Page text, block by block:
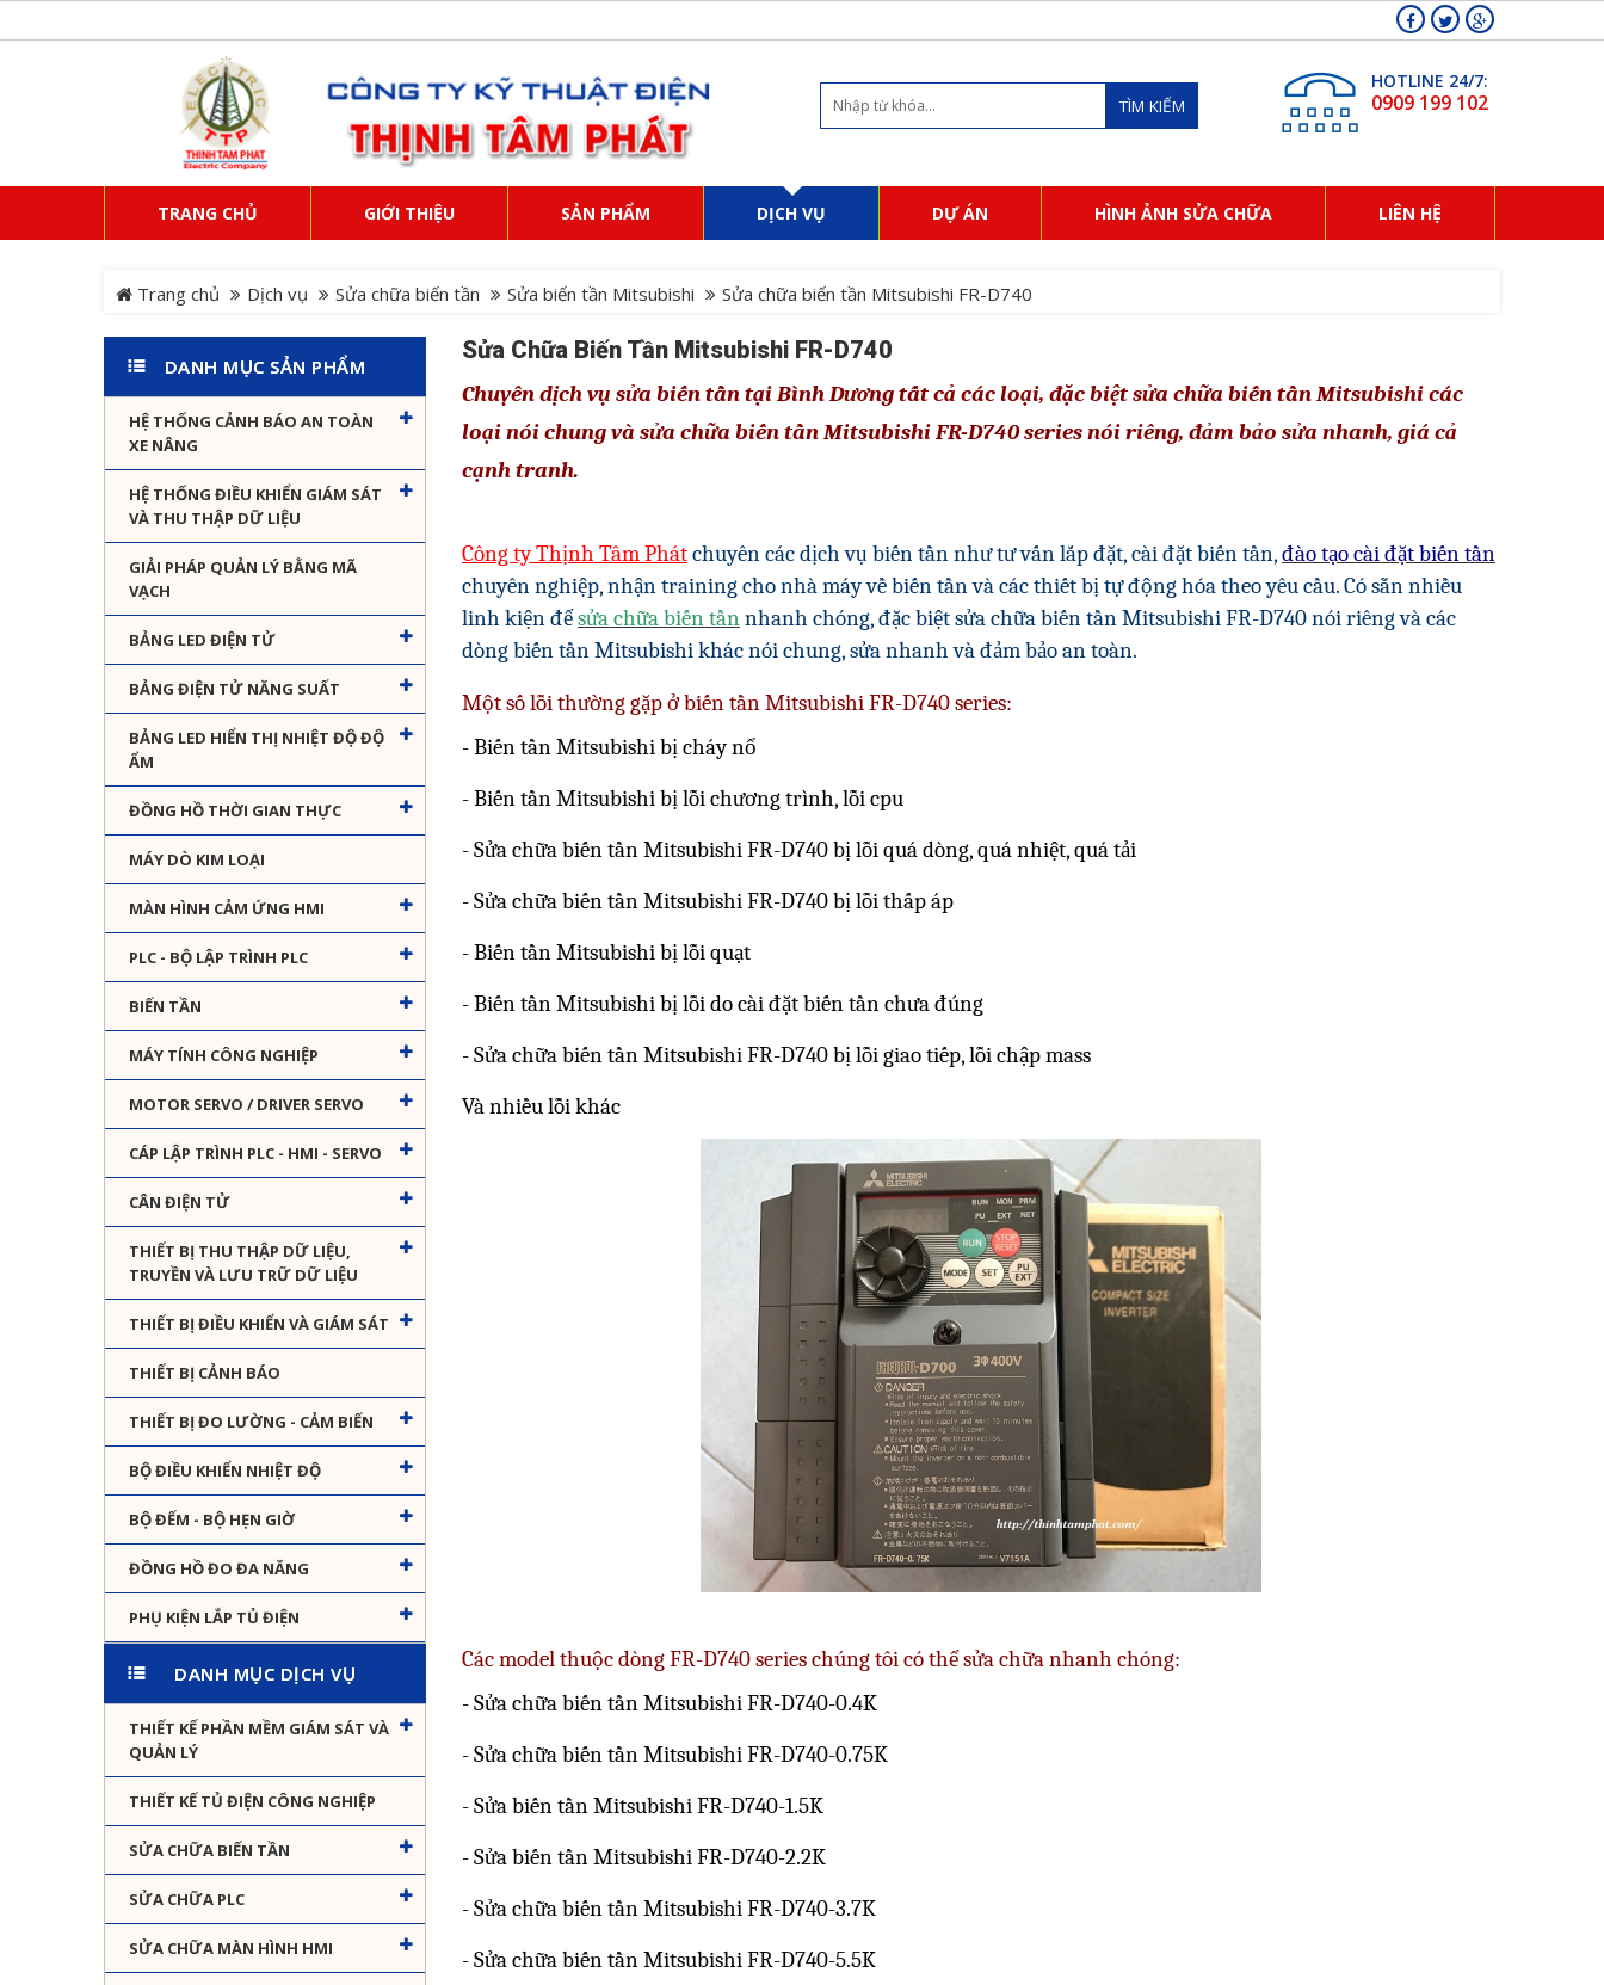
TÌM KIẾM
HOTLINE 24/7:
0909 199 102
TRANG CHỦ GIỚI THIỆU SẢN PHẨM DỊCH VỤ DỰ ÁN HÌNH ẢNH SỬA CHỮA LIÊN HỆ
Trang chủ Dịch vụ Sửa chữa biến tần Sửa biến tần Mitsubishi Sửa chữa biến tần Mitsubishi FR-D740
DANH MỤC SẢN PHẨM
HỆ THỐNG CẢNH BÁO AN TOÀN
XE NÂNG
HỆ THỐNG ĐIỀU KHIỂN GIÁM SÁT
VÀ THU THẬP DỮ LIỆU
GIẢI PHÁP QUẢN LÝ BẰNG MÃ
VẠCH
BẢNG LED ĐIỆN TỬ
BẢNG ĐIỆN TỬ NĂNG SUẤT
BẢNG LED HIỂN THỊ NHIỆT ĐỘ ĐỘ
ẨM
ĐỒNG HỒ THỜI GIAN THỰC
MÁY DÒ KIM LOẠI
MÀN HÌNH CẢM ỨNG HMI
PLC - BỘ LẬP TRÌNH PLC
BIẾN TẦN
MÁY TÍNH CÔNG NGHIỆP
MOTOR SERVO / DRIVER SERVO
CÁP LẬP TRÌNH PLC - HMI - SERVO
CÂN ĐIỆN TỬ
THIẾT BỊ THU THẬP DỮ LIỆU,
TRUYỀN VÀ LƯU TRỮ DỮ LIỆU
THIẾT BỊ ĐIỀU KHIỂN VÀ GIÁM SÁT
THIẾT BỊ CẢNH BÁO
THIẾT BỊ ĐO LƯỜNG - CẢM BIẾN
BỘ ĐIỀU KHIỂN NHIỆT ĐỘ
BỘ ĐẾM - BỘ HẸN GIỜ
ĐỒNG HỒ ĐO ĐA NĂNG
PHỤ KIỆN LẮP TỦ ĐIỆN
DANH MỤC DỊCH VỤ
THIẾT KẾ PHẦN MỀM GIÁM SÁT VÀ
QUẢN LÝ
THIẾT KẾ TỦ ĐIỆN CÔNG NGHIỆP
SỬA CHỮA BIẾN TẦN
SỬA CHỮA PLC
SỬA CHỮA MÀN HÌNH HMI
Sửa Chữa Biến Tần Mitsubishi FR-D740
Chuyên dịch vụ sửa biến tần tại Bình Dương tất cả các loại, đặc biệt sửa chữa biến tần Mitsubishi các
loại nói chung vàsửa chữa biến tần Mitsubishi FR-D740series nói riêng, đảm bảo sửa nhanh, giá cả
cạnh tranh.
Công ty Thịnh Tâm Phátchuyên các dịch vụ biến tần như tư vấn lắp đặt, cài đặt biến tần,đào tạo cài đặt biến tần
chuyên nghiệp, nhận training cho nhà máy về biến tần và các thiết bị tự động hóa theo yêu cầu. Có sẵn nhiều
linh kiện đểsửa chữa biến tầnnhanh chóng, đặc biệt sửa chữa biến tần Mitsubishi FR-D740 nói riêng và các
dòngbiến tần Mitsubishikhác nói chung, sửa nhanh và đảm bảo an toàn.
Một số lỗi thường gặp ở biến tần Mitsubishi FR-D740 series:
- Biến tần Mitsubishi bị cháy nổ
- Biến tần Mitsubishi bị lỗi chương trình, lỗi cpu
- Sửa chữa biến tần Mitsubishi FR-D740 bị lỗi quá dòng, quá nhiệt, quá tải
- Sửa chữa biến tần Mitsubishi FR-D740 bị lỗi thấp áp
- Biến tần Mitsubishi bị lỗi quạt
- Biến tần Mitsubishi bị lỗi do cài đặt biến tần chưa đúng
- Sửa chữa biến tần Mitsubishi FR-D740 bị lỗi giao tiếp, lỗi chập mass
Và nhiều lỗi khác
Các model thuộc dòng FR-D740 series chúng tôi có thể sửa chữa nhanh chóng:
- Sửa chữa biến tần Mitsubishi FR-D740-0.4K
- Sửa chữa biến tần Mitsubishi FR-D740-0.75K
- Sửa biến tần Mitsubishi FR-D740-1.5K
- Sửa biến tần Mitsubishi FR-D740-2.2K
- Sửa chữa biến tần Mitsubishi FR-D740-3.7K
- Sửa chữa biến tần Mitsubishi FR-D740-5.5K